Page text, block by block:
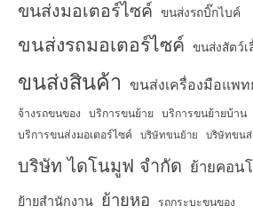
ขนส่งมอเตอร์ไซค์ ขนส่งรถบิ๊กไบค์
ขนส่งรถมอเตอร์ไซค์ ขนส่งสัตว์เ
ขนส่งสินค้า ขนส่งเครื่องมือแพท
จ้างรถขนของ บริการขนย้าย บริการขนย้ายบ้าน
บริการขนส่งมอเตอร์ไซค์ บริษัทขนย้าย บริษัทขนส่
บริษัท ไดโนมูฟ จำกัด ย้ายคอน
ย้ายสำนักงาน ย้ายหอ รถกระบะขนของ